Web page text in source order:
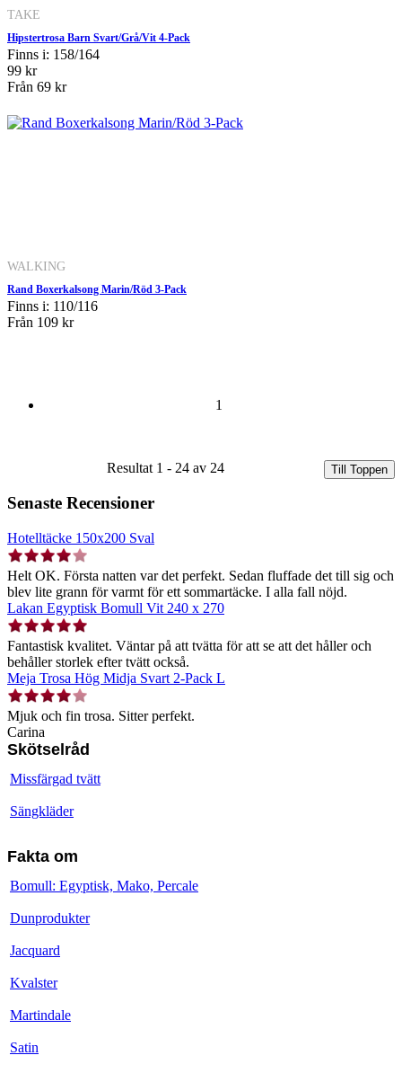
TAKE
Hipstertrosa Barn Svart/Grå/Vit 4-Pack
Finns i: 158/164
99 kr
Från 69 kr
WALKING
Rand Boxerkalsong Marin/Röd 3-Pack
Finns i: 110/116
Från 109 kr
1
Resultat 1 - 24 av 24 Till Toppen
Senaste Recensioner
Hotelltäcke 150x200 Sval
Helt OK. Första natten var det perfekt. Sedan fluffade det till sig och
blev lite grann för varmt för ett sommartäcke. I alla fall nöjd.
Lakan Egyptisk Bomull Vit 240 x 270
Fantastisk kvalitet. Väntar på att tvätta för att se att det håller och
behåller storlek efter tvätt också.
Meja Trosa Hög Midja Svart 2-Pack L
Mjuk och fin trosa. Sitter perfekt.
Carina
Skötselråd
Missfärgad tvätt
Sängkläder
Fakta om
Bomull: Egyptisk, Mako, Percale
Dunprodukter
Jacquard
Kvalster
Martindale
Satin